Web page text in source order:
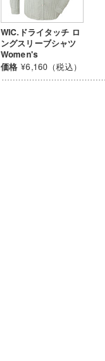
WIC.ドライタッチ ロ
ングスリーブシャツ
Women's
価格 ¥6,160（税込）